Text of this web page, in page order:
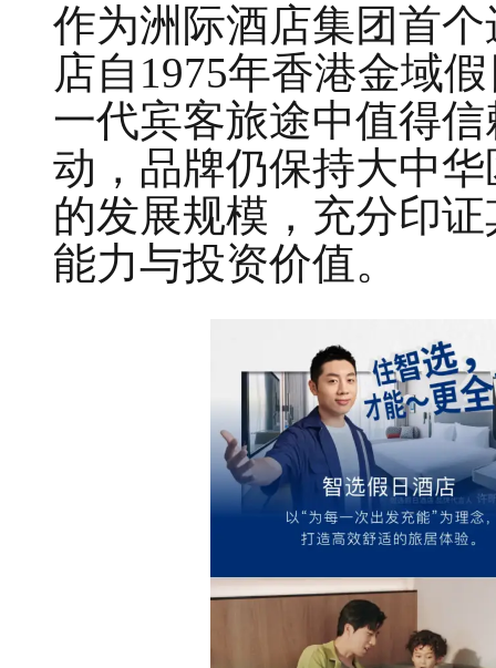
作为洲际酒店集团首
店自1975年香港金域
一代宾客旅途中值得
动，品牌仍保持大中
的发展规模，充分印
能力与投资价值。